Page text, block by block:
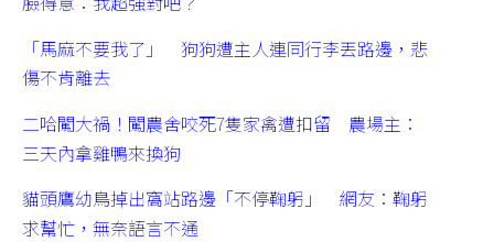
「馬麻不要我了」 狗狗遭主人連同行李丟路邊，悲
傷不肯離去
二哈闖大禍！闖農舍咬死7隻家禽遭扣留 農場主：
三天內拿雞鴨來換狗
貓頭鷹幼鳥掉出窩站路邊「不停鞠躬」 網友：鞠躬
求幫忙，無奈語言不通